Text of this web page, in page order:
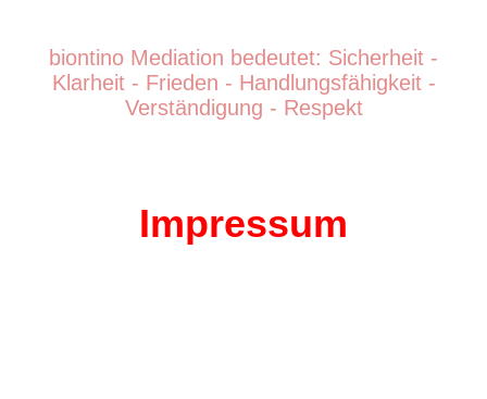
biontino Mediation bedeutet: Sicherheit -
Klarheit - Frieden - Handlungsfähigkeit -
Verständigung - Respekt
Impressum